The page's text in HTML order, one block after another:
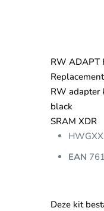
RW ADAPT
RW adapter
black
SRAM XDR
EAN
Deze kit